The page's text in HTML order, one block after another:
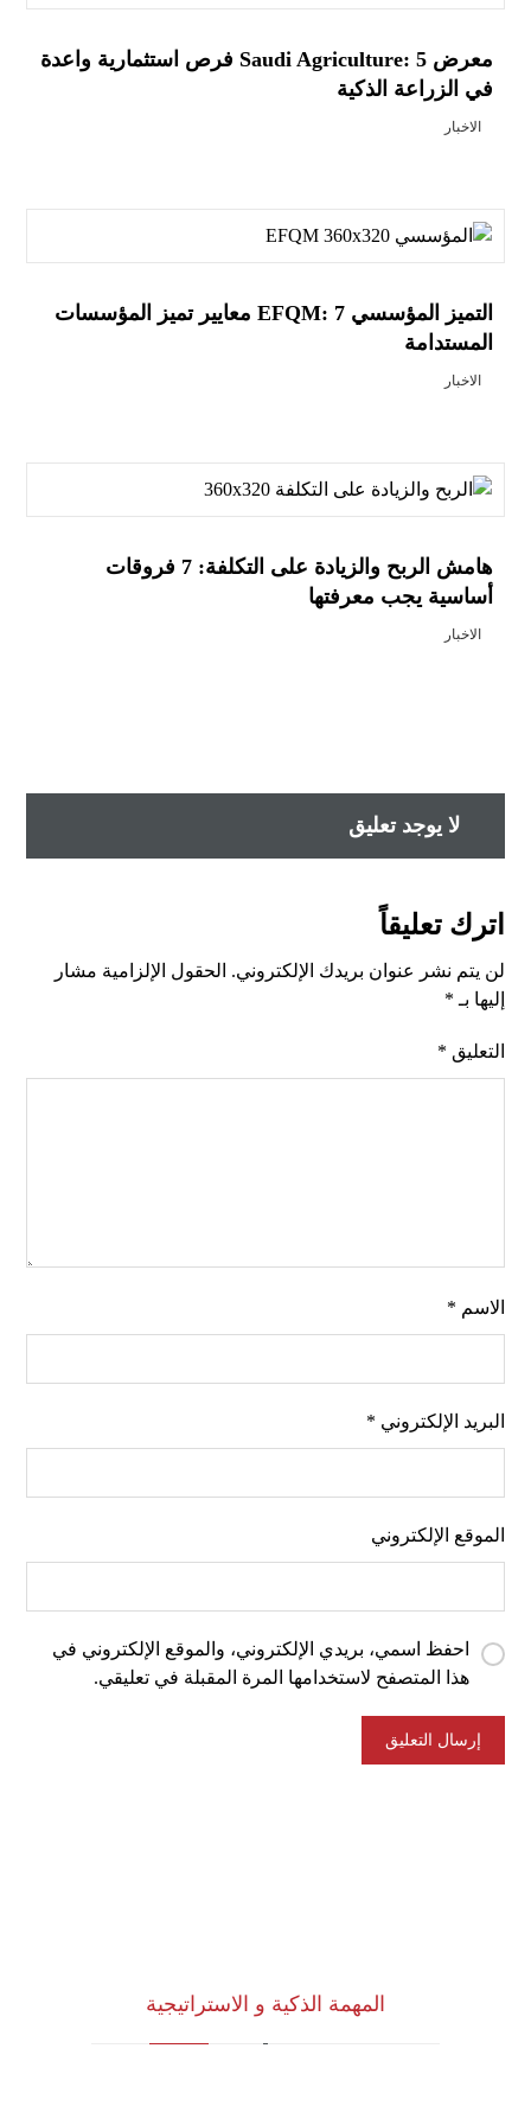
معرض Saudi Agriculture: 5 فرص استثمارية واعدة
في الزراعة الذكية
الاخبار
التميز المؤسسي EFQM: 7 معايير تميز المؤسسات
المستدامة
الاخبار
هامش الربح والزيادة على التكلفة: 7 فروقات
أساسية يجب معرفتها
الاخبار
لا يوجد تعليق
اترك تعليقاً
لن يتم نشر عنوان بريدك الإلكتروني. الحقول الإلزامية مشار
إليها بـ *
التعليق *
الاسم *
البريد الإلكتروني *
الموقع الإلكتروني
احفظ اسمي، بريدي الإلكتروني، والموقع الإلكتروني في
هذا المتصفح لاستخدامها المرة المقبلة في تعليقي.
المهمة الذكية و الاستراتيجية